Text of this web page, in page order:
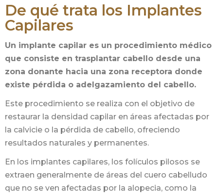
De qué trata los Implantes
Capilares
Un implante capilar es un procedimiento médico
que consiste en trasplantar cabello desde una
zona donante hacia una zona receptora donde
existe pérdida o adelgazamiento del cabello.
Este procedimiento se realiza con el objetivo de
restaurar la densidad capilar en áreas afectadas por
la calvicie o la pérdida de cabello, ofreciendo
resultados naturales y permanentes.
En los implantes capilares, los folículos pilosos se
extraen generalmente de áreas del cuero cabelludo
que no se ven afectadas por la alopecia, como la